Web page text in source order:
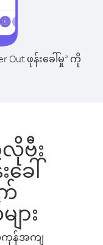
Out ဖုန်းခေါ်မှု” ကို
ဗီး
ေါ်
ား
ကုန်အကျ